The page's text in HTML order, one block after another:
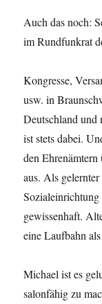
Auch das noch:
im Rundfunkrat
Kongresse,
usw. in
Deutschland
ist stets dabei.
den
aus. Als
gewissenhaft.
eine Laufbahn
Michael ist es
salonfähig zu